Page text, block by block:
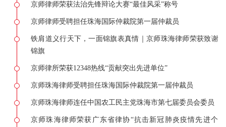
京师律师荣获法治先锋辩论大赛“最佳风采”称号
京师律师受聘担任珠海国际仲裁院第一届仲裁员
铁肩道义行天下，一面锦旗表真情｜京师珠海律师荣获致谢
锦旗
京师律所荣获12348热线“贡献突出先进单位”
京师珠海律师受聘担任珠海国际仲裁院第一届仲裁员
京师珠海律师连任中国农工民主党珠海市第七届委员会委员
京师珠海律师荣获广东省律协“抗击新冠肺炎疫情先进个